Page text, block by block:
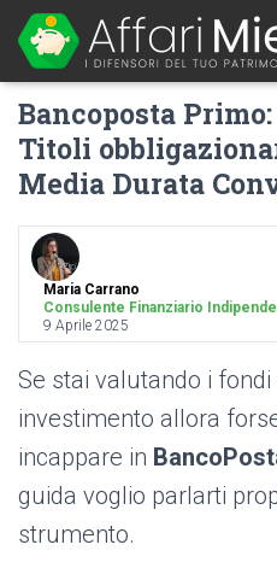
Bancoposta
Titoli
Media Durata
Maria Carrano
Consulente Finanziario
9 Aprile 2025
Se stai valutando i
investimento allora
incappare in
guida voglio parlarti
strumento.